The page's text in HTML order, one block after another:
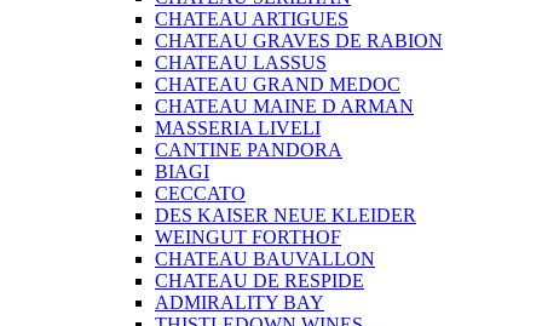
CHATEAU ARTIGUES
CHATEAU GRAVES DE RABION
CHATEAU LASSUS
CHATEAU GRAND MEDOC
CHATEAU MAINE D ARMAN
MASSERIA LIVELI
CANTINE PANDORA
BIAGI
CECCATO
DES KAISER NEUE KLEIDER
WEINGUT FORTHOF
CHATEAU BAUVALLON
CHATEAU DE RESPIDE
ADMIRALITY BAY